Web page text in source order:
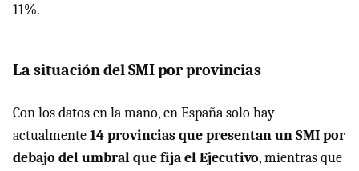
11%.
La situación del SMI por provincias
Con los datos en la mano, en España solo hay
actualmente14 provincias que presentan un SMI por
debajo del umbral que fija el Ejecutivo, mientras que